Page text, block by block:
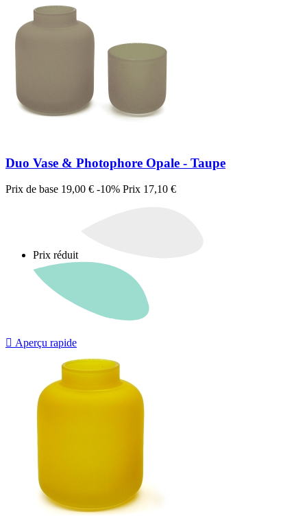
Duo Vase & Photophore Opale - Taupe
Prix de base 19,00 € -10% Prix 17,10 €
Prix réduit
 Aperçu rapide